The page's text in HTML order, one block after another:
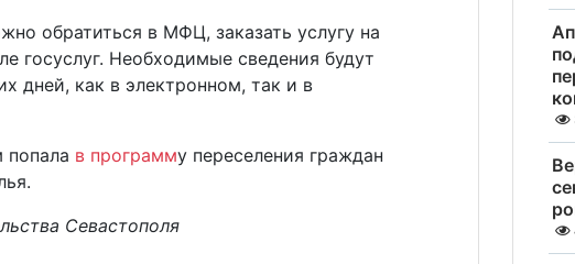
обратиться в МФЦ, заказать услугу на
госуслуг. Необходимые сведения будут
дней, как в электронном, так и в
в программу переселения граждан
Севастополя